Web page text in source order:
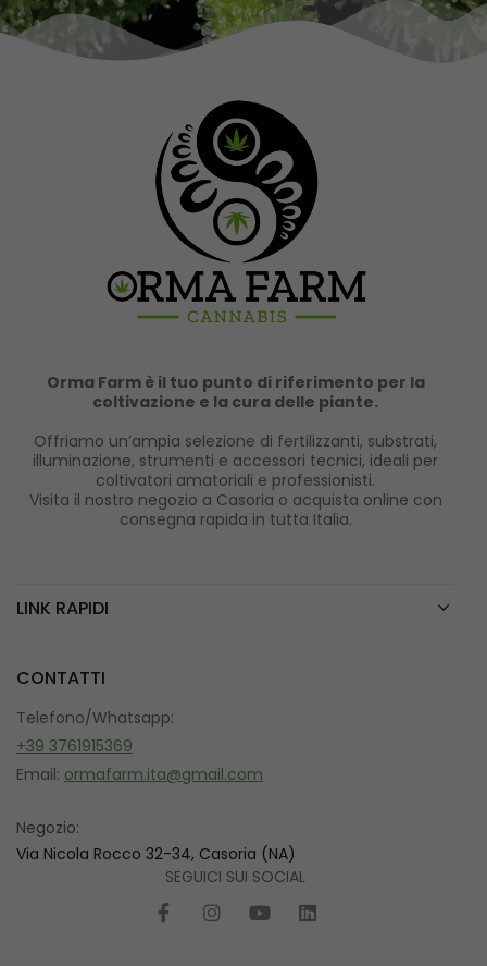
Orma Farm è il tuo punto di riferimento per la
coltivazione e la cura delle piante.
Offriamo un’ampia selezione di fertilizzanti, substrati,
illuminazione, strumenti e accessori tecnici, ideali per
coltivatori amatoriali e professionisti.
Visita il nostro negozio a Casoria o acquista online con
consegna rapida in tutta Italia.
LINK RAPIDI
CONTATTI
Telefono/Whatsapp:
+39 3761915369
Email: ormafarm.ita@gmail.com
Negozio:
Via Nicola Rocco 32-34, Casoria (NA)
SEGUICI SUI SOCIAL